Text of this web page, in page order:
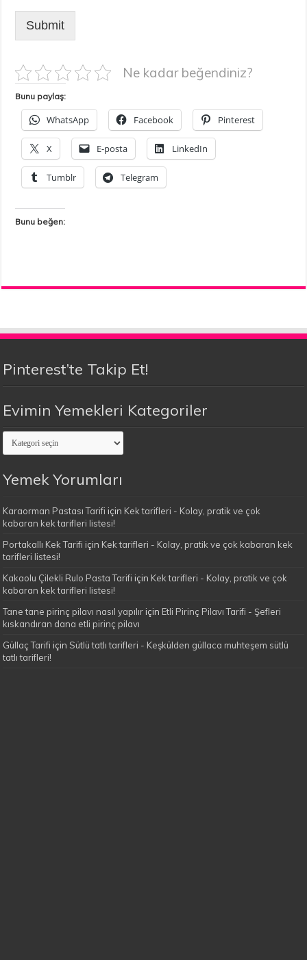
Submit
Ne kadar beğendiniz?
Bunu paylaş:
WhatsApp Facebook Pinterest
X E-posta LinkedIn
Tumblr Telegram
Bunu beğen:
Pinterest’te Takip Et!
Evimin Yemekleri Kategoriler
Evimin
Yemekleri
Kategoriler
Yemek Yorumları
Karaorman Pastası Tarifi için Kek tarifleri - Kolay, pratik ve çok
kabaran kek tarifleri listesi!
Portakallı Kek Tarifi için Kek tarifleri - Kolay, pratik ve çok kabaran kek
tarifleri listesi!
Kakaolu Çilekli Rulo Pasta Tarifi için Kek tarifleri - Kolay, pratik ve çok
kabaran kek tarifleri listesi!
Tane tane pirinç pilavı nasıl yapılır için Etli Pirinç Pilavı Tarifi - Şefleri
kıskandıran dana etli pirinç pilavı
Güllaç Tarifi için Sütlü tatlı tarifleri - Keşkülden güllaca muhteşem sütlü
tatlı tarifleri!